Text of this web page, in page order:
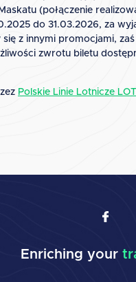
(połączenie
do 31.03.2026, za
się z innymi promocjami,
zwrotu biletu
Polskie Linie Lotnicze LOT
Enriching your